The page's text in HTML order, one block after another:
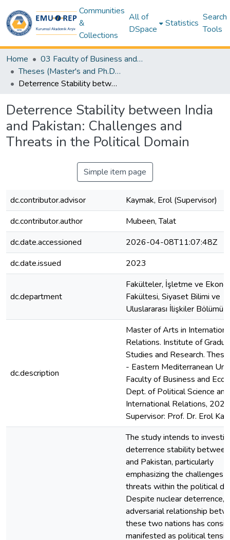
Communities
&
Collections
All of
DSpace
Statistics
Search
Tools
Home
03 Faculty of Business and Economics
Theses (Master's and Ph.D) – Business and Economics
Deterrence Stability between India and Pakistan: Challenges and Threats in the Political Domain
Deterrence Stability between India
and Pakistan: Challenges and
Threats in the Political Domain
Simple item page
dc.contributor.advisor
Kaymak, Erol (Supervisor)
dc.contributor.author
Mubeen, Talat
dc.date.accessioned
2026-04-08T11:07:48Z
dc.date.issued
2023
dc.department
Fakülteler, İşletme ve
Fakültesi, Siyaset Bilimi ve
Uluslararası İlişkiler Bölümü
dc.description
Master of Arts in
Relations. Institute of
Studies and Research.
- Eastern Mediterranean
Faculty of Business and
Dept. of Political Science and
International Relations,
Supervisor: Prof. Dr. Erol
The study intends to
deterrence stability
and Pakistan, particularly
emphasizing the challenges
threats within the political
Despite nuclear deterrence,
adversarial relationship
these two nations has
manifested as political